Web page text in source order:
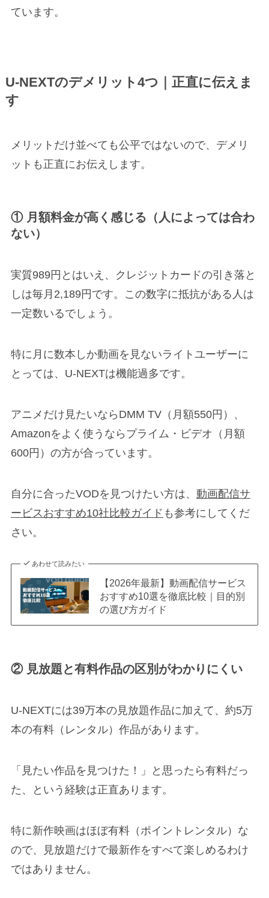
ています。
U-NEXTのデメリット4つ｜正直に伝えま
す
メリットだけ並べても公平ではないので、デメリ
ットも正直にお伝えします。
① 月額料金が高く感じる（人によっては合わ
ない）
実質989円とはいえ、クレジットカードの引き落と
しは毎月2,189円です。この数字に抵抗がある人は
一定数いるでしょう。
特に月に数本しか動画を見ないライトユーザーに
とっては、U-NEXTは機能過多です。
アニメだけ見たいならDMM TV（月額550円）、
Amazonをよく使うならプライム・ビデオ（月額
600円）の方が合っています。
自分に合ったVODを見つけたい方は、 動画配信サ
ービスおすすめ10社比較ガイド も参考にしてくだ
さい。
あわせて読みたい
【2026年最新】動画配信サービス
おすすめ10選を徹底比較｜目的別
の選び方ガイド
② 見放題と有料作品の区別がわかりにくい
U-NEXTには39万本の見放題作品に加えて、約5万
本の有料（レンタル）作品があります。
「見たい作品を見つけた！」と思ったら有料だっ
た、という経験は正直あります。
特に新作映画はほぼ有料（ポイントレンタル）な
ので、見放題だけで最新作をすべて楽しめるわけ
ではありません。